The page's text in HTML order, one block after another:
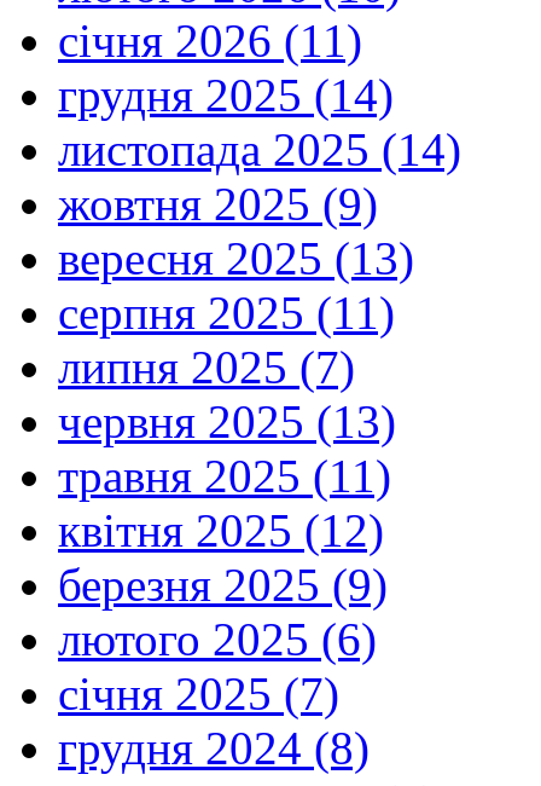
січня 2026 (11)
грудня 2025 (14)
листопада 2025 (14)
жовтня 2025 (9)
вересня 2025 (13)
серпня 2025 (11)
липня 2025 (7)
червня 2025 (13)
травня 2025 (11)
квітня 2025 (12)
березня 2025 (9)
лютого 2025 (6)
січня 2025 (7)
грудня 2024 (8)